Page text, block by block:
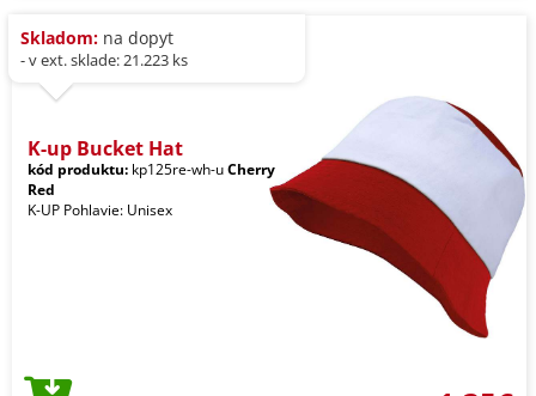
Skladom: na dopyt
- v ext. sklade: 21.223 ks
K-up Bucket Hat
kód produktu: kp125re-wh-uCherry
Red
K-UP Pohlavie: Unisex